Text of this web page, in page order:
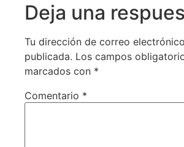
Deja una
Tu dirección de correo
publicada. Los campos
marcados con *
Comentario *